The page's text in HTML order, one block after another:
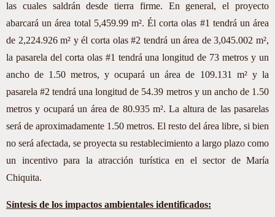
las cuales saldrán desde tierra firme. En general, el proyecto
abarcará un área total 5,459.99 m². Él corta olas #1 tendrá un área
de 2,224.926 m² y él corta olas #2 tendrá un área de 3,045.002 m²,
la pasarela del corta olas #1 tendrá una longitud de 73 metros y un
ancho de 1.50 metros, y ocupará un área de 109.131 m² y la
pasarela #2 tendrá una longitud de 54.39 metros y un ancho de 1.50
metros y ocupará un área de 80.935 m². La altura de las pasarelas
será de aproximadamente 1.50 metros. El resto del área libre, si bien
no será afectada, se proyecta su restablecimiento a largo plazo como
un incentivo para la atracción turística en el sector de María
Chiquita.
Síntesis de los impactos ambientales identificados: